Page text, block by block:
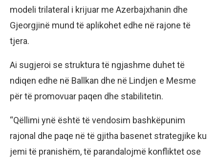
modeli trilateral i krijuar me Azerbajxhanin dhe
Gjeorgjinë mund të aplikohet edhe në rajone të
tjera.
Ai sugjeroi se struktura të ngjashme duhet të
ndiqen edhe në Ballkan dhe në Lindjen e Mesme
për të promovuar paqen dhe stabilitetin.
“Qëllimi ynë është të vendosim bashkëpunim
rajonal dhe paqe në të gjitha basenet strategjike ku
jemi të pranishëm, të parandalojmë konfliktet ose